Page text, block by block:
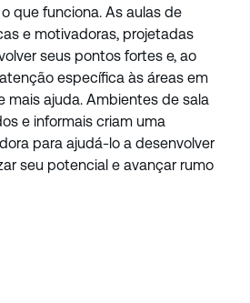
que funciona. As aulas de
e motivadoras, projetadas
seus pontos fortes e, ao
específica às áreas em
mais ajuda. Ambientes de sala
e informais criam uma
para ajudá-lo a desenvolver
seu potencial e avançar rumo